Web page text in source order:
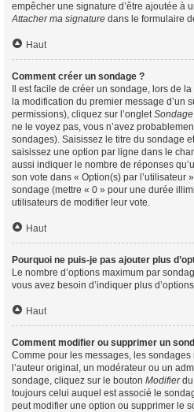
empêcher une signature d’être ajoutée à
Attacher ma signature dans le formulaire
Haut
Comment créer un sondage ?
Il est facile de créer un sondage, lors de
la modification du premier message d’un
permissions), cliquez sur l’ongletSondage
ne le voyez pas, vous n’avez
sondages). Saisissez le titre du sondage
saisissez une option par ligne dans le
aussi indiquer le nombre de réponses
son vote dans « Option(s) par l’utilisateur
sondage (mettre « 0 » pour une durée
utilisateurs de modifier leur vote.
Haut
Pourquoi ne puis-je pas ajouter plus
Le nombre d’options maximum par
vous avez besoin d’indiquer plus
Haut
Comment modifier ou supprimer un
Comme pour les messages, les
l’auteur original, un modérateur ou un
sondage, cliquez sur le bouton Modifierdu
toujours celui auquel est associé le
peut modifier une option ou supprimer le